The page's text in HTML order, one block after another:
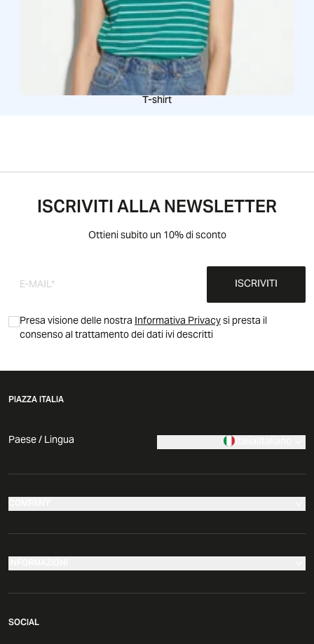
T-shirt
ISCRIVITI ALLA NEWSLETTER
Ottieni subito un 10% di sconto
ISCRIVITI
Presa visione delle nostraInformativa Privacysi presta il
consenso al trattamento dei dati ivi descritti
PIAZZA ITALIA
Paese / Lingua Italia|Italiano
I nostri negozi
Azienda
Governance
SOCIAL